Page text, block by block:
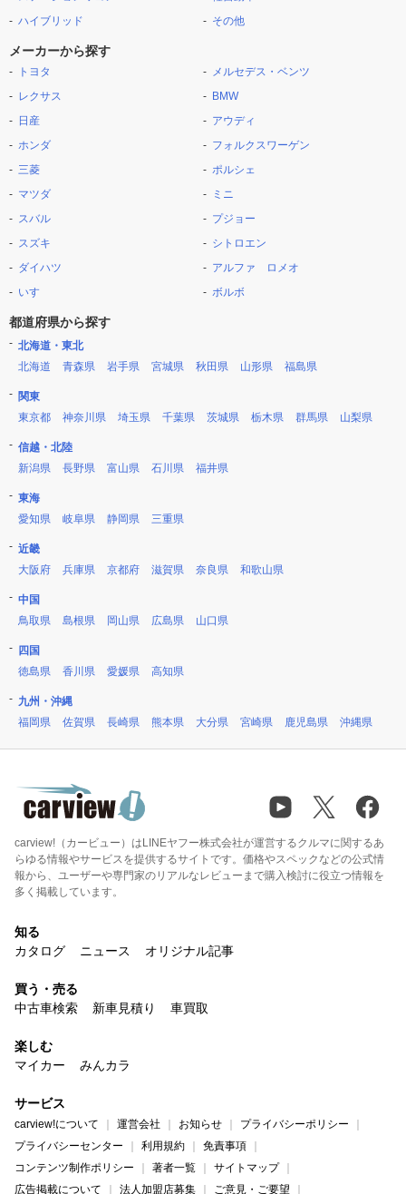
ハイブリッド
その他
メーカーから探す
トヨタ
レクサス
日産
ホンダ
三菱
マツダ
スバル
スズキ
ダイハツ
いすゞ
メルセデス・ベンツ
BMW
アウディ
フォルクスワーゲン
ポルシェ
ミニ
プジョー
シトロエン
アルファ ロメオ
ボルボ
都道府県から探す
北海道・東北
北海道
青森県 岩手県 宮城県 秋田県 山形県 福島県
関東
東京都
神奈川県 埼玉県 千葉県 茨城県 栃木県 群馬県 山梨県
信越・北陸
新潟県
長野県 富山県 石川県 福井県
東海
愛知県
岐阜県 静岡県 三重県
近畿
大阪府
兵庫県 京都府 滋賀県 奈良県 和歌山県
中国
鳥取県
島根県 岡山県 広島県 山口県
四国
徳島県
香川県 愛媛県 高知県
九州・沖縄
福岡県
佐賀県 長崎県 熊本県 大分県 宮崎県 鹿児島県 沖縄県
carview!（カービュー）はLINEヤフー株式会社が運営するクルマに関するあ
らゆる情報やサービスを提供するサイトです。価格やスペックなどの公式情
報から、ユーザーや専門家のリアルなレビューまで購入検討に役立つ情報を
多く掲載しています。
知る
カタログ
ニュース オリジナル記事
買う・売る
中古車検索
新車見積り 車買取
楽しむ
マイカー
みんカラ
サービス
carview!について 運営会社 お知らせ
プライバシーポリシー
プライバシーセンター
利用規約
免責事項
コンテンツ制作ポリシー
著者一覧
サイトマップ
広告掲載について
法人加盟店募集 ご意見・ご要望